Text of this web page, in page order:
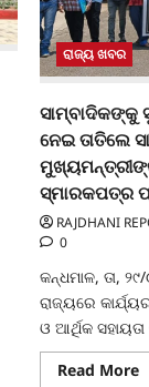
ରାଜ୍ୟ ଖବର
ସାମ୍ବାଦିକଙ୍କୁ
ନେଇ ତାତିଲେ
ସ୍ମାରକପତ୍ର
RAJDHANI
0
କନ୍ଧମାଳ, ତା,
ରାଜ୍ୟରେ
ଓ ଆର୍ଥିକ
Read More